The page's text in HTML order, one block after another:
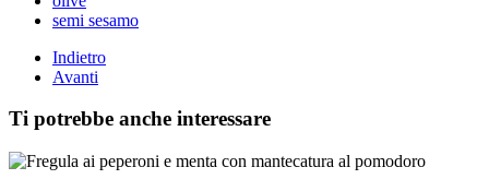
semi sesamo
Indietro
Avanti
Ti potrebbe anche interessare